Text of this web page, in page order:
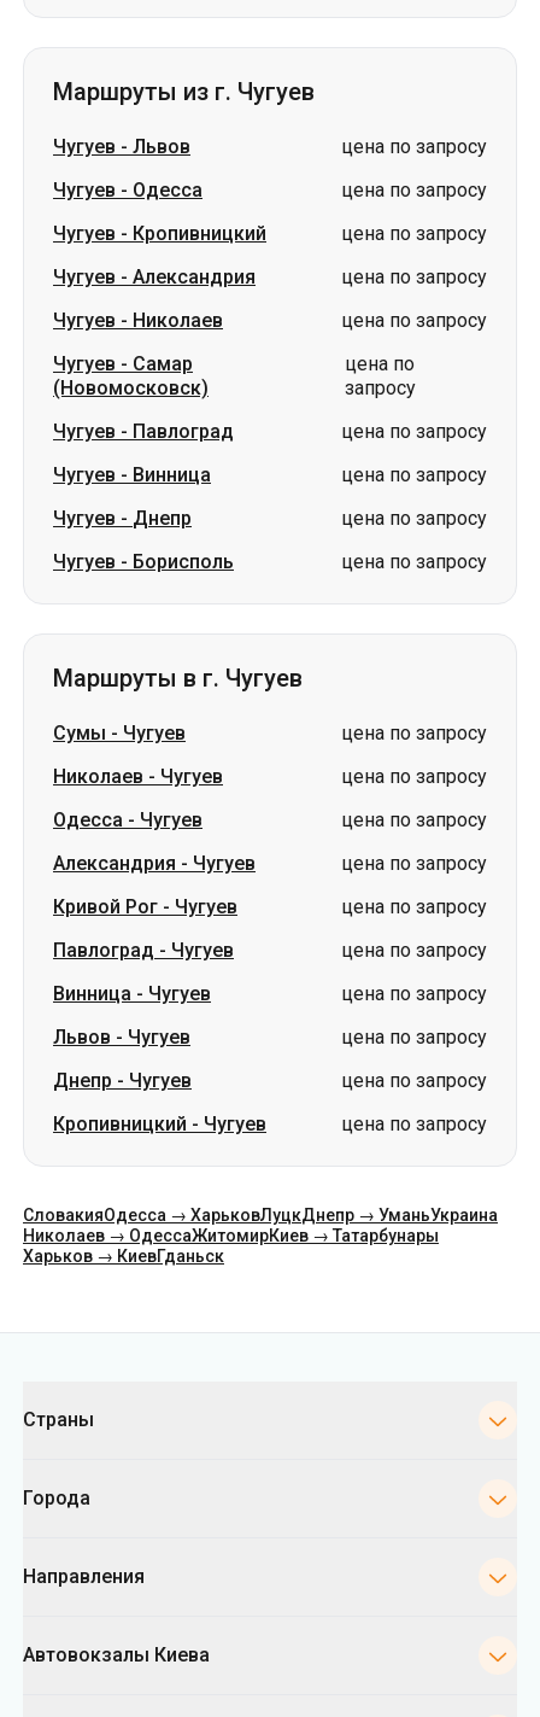
Маршруты из г. Чугуев
Чугуев - Львов
цена по запросу
Чугуев - Одесса
цена по запросу
Чугуев - Кропивницкий
цена по запросу
Чугуев - Александрия
цена по запросу
Чугуев - Николаев
цена по запросу
Чугуев - Самар
(Новомосковск)
цена по
запросу
Чугуев - Павлоград
цена по запросу
Чугуев - Винница
цена по запросу
Чугуев - Днепр
цена по запросу
Чугуев - Борисполь цена по запросу
Маршруты в г. Чугуев
Сумы - Чугуев
цена по запросу
Николаев - Чугуев
цена по запросу
Одесса - Чугуев
цена по запросу
Александрия - Чугуев
цена по запросу
Кривой Рог - Чугуев
цена по запросу
Павлоград - Чугуев
цена по запросу
Винница - Чугуев
цена по запросу
Львов - Чугуев
цена по запросу
Днепр - Чугуев
цена по запросу
Кропивницкий - Чугуев цена по запросу
СловакияОдесса → ХарьковЛуцкДнепр → УманьУкраина
Николаев → ОдессаЖитомирКиев → Татарбунары
Харьков → КиевГданьск
Страны
Города
Направления
Автовокзалы Киева